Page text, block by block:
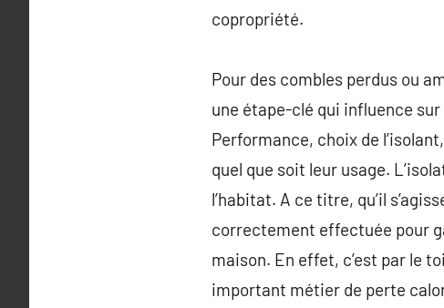
copropriété.
Pour des combles perdus ou
une étape-clé qui influence
Performance, choix de
quel que soit leur usage.
l’habitat. A ce titre, qu’il
correctement effectuée pour
maison. En effet, c’est par le
important métier de perte